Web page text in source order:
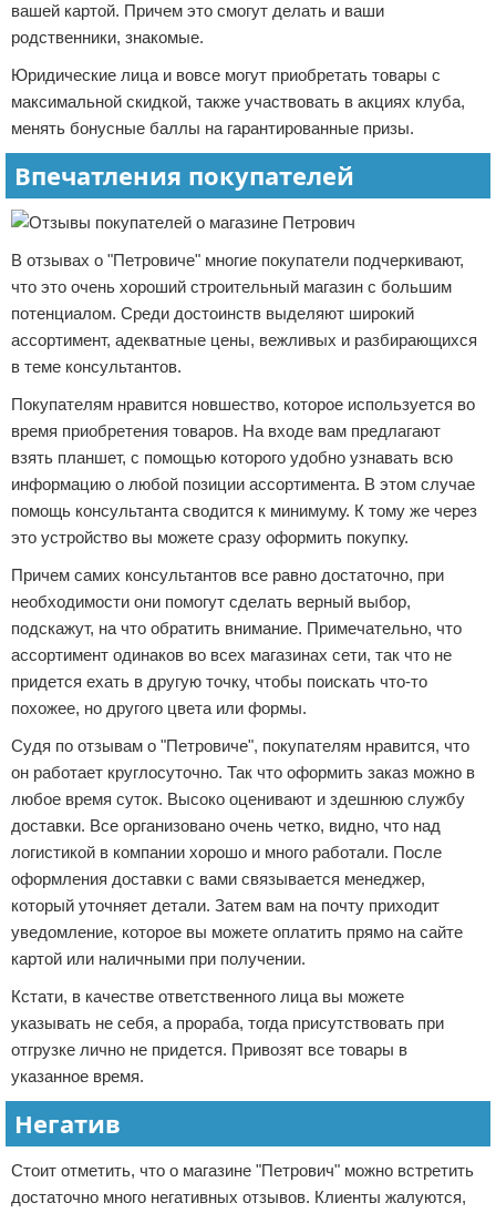
вашей картой. Причем это смогут делать и ваши
родственники, знакомые.
Юридические лица и вовсе могут приобретать товары с
максимальной скидкой, также участвовать в акциях клуба,
менять бонусные баллы на гарантированные призы.
Впечатления покупателей
В отзывах о "Петровиче" многие покупатели подчеркивают,
что это очень хороший строительный магазин с большим
потенциалом. Среди достоинств выделяют широкий
ассортимент, адекватные цены, вежливых и разбирающихся
в теме консультантов.
Покупателям нравится новшество, которое используется во
время приобретения товаров. На входе вам предлагают
взять планшет, с помощью которого удобно узнавать всю
информацию о любой позиции ассортимента. В этом случае
помощь консультанта сводится к минимуму. К тому же через
это устройство вы можете сразу оформить покупку.
Причем самих консультантов все равно достаточно, при
необходимости они помогут сделать верный выбор,
подскажут, на что обратить внимание. Примечательно, что
ассортимент одинаков во всех магазинах сети, так что не
придется ехать в другую точку, чтобы поискать что-то
похожее, но другого цвета или формы.
Судя по отзывам о "Петровиче", покупателям нравится, что
он работает круглосуточно. Так что оформить заказ можно в
любое время суток. Высоко оценивают и здешнюю службу
доставки. Все организовано очень четко, видно, что над
логистикой в компании хорошо и много работали. После
оформления доставки с вами связывается менеджер,
который уточняет детали. Затем вам на почту приходит
уведомление, которое вы можете оплатить прямо на сайте
картой или наличными при получении.
Кстати, в качестве ответственного лица вы можете
указывать не себя, а прораба, тогда присутствовать при
отгрузке лично не придется. Привозят все товары в
указанное время.
Негатив
Стоит отметить, что о магазине "Петрович" можно встретить
достаточно много негативных отзывов. Клиенты жалуются,